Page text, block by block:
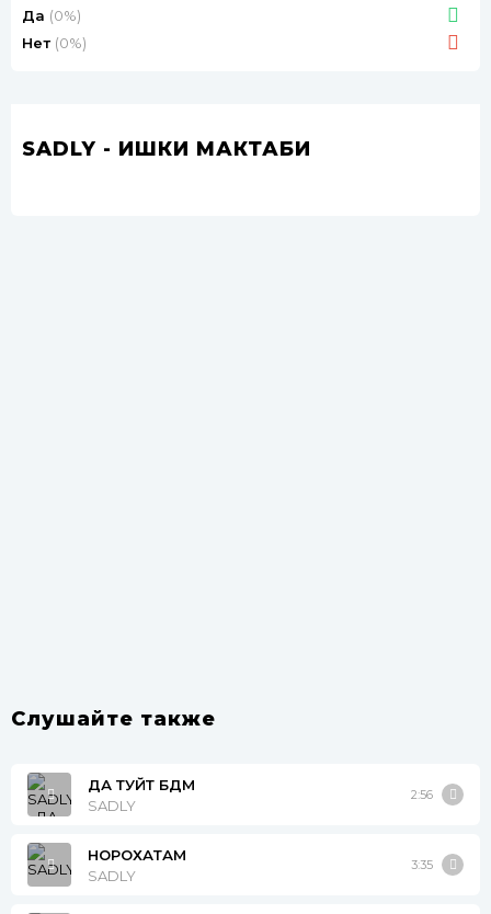
Да (0%)
Нет (0%)
SADLY - ИШКИ МАКТАБИ
Слушайте также
ДА ТУЙТ БДМ
SADLY
2:56
НОРОХАТАМ
SADLY
3:35